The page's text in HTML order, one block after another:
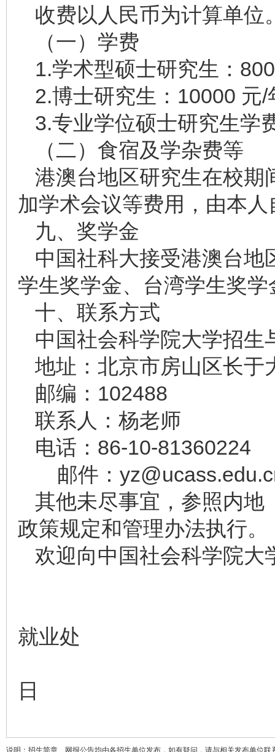
收费以人民币为计算单位
（一）学费
1.学术型硕士研究生：
2.博士研究生：10000 元/
3.专业学位硕士研究生学
（二）食宿及学杂费等
港澳台地区研究生在校期
加学术会议等费用，由本人
九、奖学金
中国社科大接受港澳台
学生奖学金、台湾学生奖学
十、联系方式
中国社会科学院大学招生
地址：北京市房山区长于
邮编：102488
联系人：杨老师
电话：86-10-81360224
邮件：
其他未尽事宜，参照内地
政策规定和管理办法执行。
欢迎向中国社会科学院大
就业处
日
说明：招生简章、网报公告均由各招生单位发布，如有疑问，请与相关发布单位